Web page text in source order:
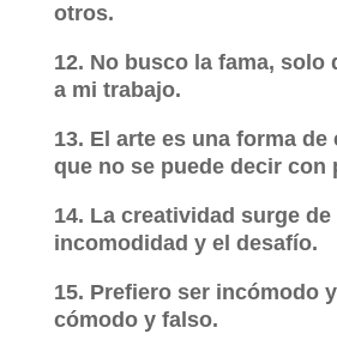
otros.
12. No busco la fama, solo
a mi trabajo.
13. El arte es una forma de
que no se puede decir con
14. La creatividad surge de
incomodidad y el desafío.
15. Prefiero ser incómodo
cómodo y falso.